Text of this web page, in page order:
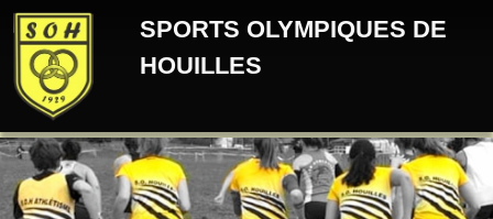
SPORTS OLYMPIQUES DE
HOUILLES
Panneau de gestion des cookies